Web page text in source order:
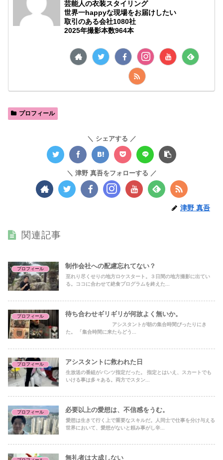
芸能人の衣装スタイリング
世界一happyな現場をお届けしたい
取引のある会社1080社
2025年撮影本数964本
プロフィール
シェアする
津野 真吾をフォローする
津野 真吾
関連記事
プロフィール 制作会社への配慮忘れてない？
至れり尽くせりの地方ロケスタート。３日間の地方撮影に出てい
る。ココに合わせて絶食プログラムを終えた...
プロフィール 待ち合わせギリギリが何故よく無いか。
アシスタントが朝の集合時間ぴったりにき
た。 「集合時間に来たらどう...
プロフィール アシスタントに救われた日
生放送の番組がパンツ指定だった。 指定とはいえ、スカートでも
いける事は多々ある。両方でスタン...
プロフィール 必要以上の愛想は、不信感をうむ。
愛想は生きて行く上で重要なスキルだ。人同士で仕事を分け与える
世界において、愛想がないと頼み事がし辛...
無礼者は大成しない